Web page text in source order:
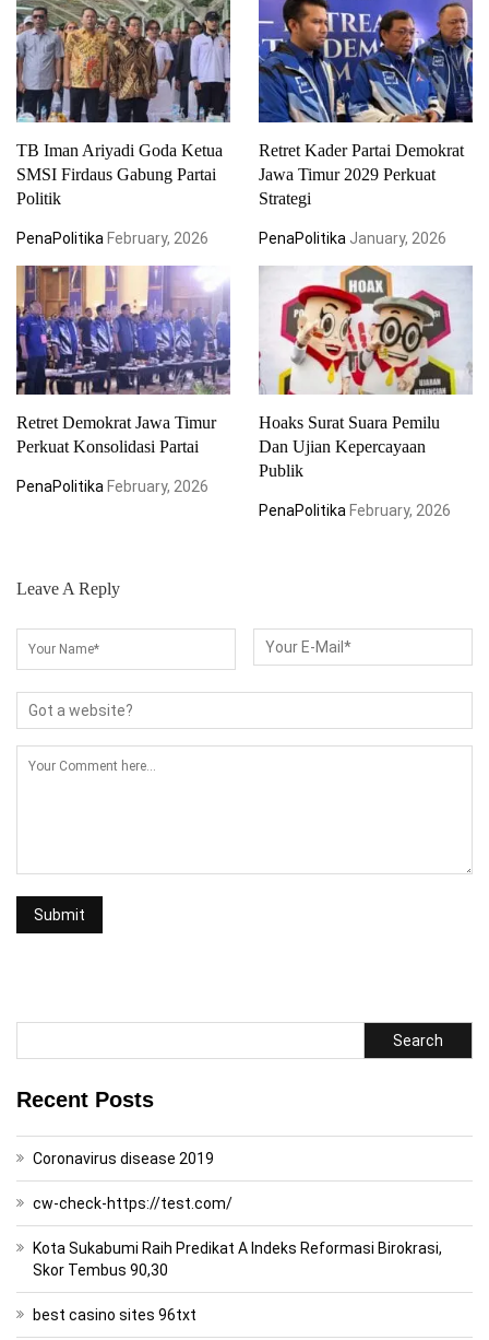
TB Iman Ariyadi Goda Ketua
SMSI Firdaus Gabung Partai
Politik
PenaPolitika February, 2026
Retret Kader Partai Demokrat
Jawa Timur 2029 Perkuat
Strategi
PenaPolitika January, 2026
Retret Demokrat Jawa Timur
Perkuat Konsolidasi Partai
PenaPolitika February, 2026
Hoaks Surat Suara Pemilu
Dan Ujian Kepercayaan
Publik
PenaPolitika February, 2026
Leave A Reply
Search
Recent Posts
Coronavirus disease 2019
cw-check-https://test.com/
Kota Sukabumi Raih Predikat A Indeks Reformasi Birokrasi,
Skor Tembus 90,30
best casino sites 96txt